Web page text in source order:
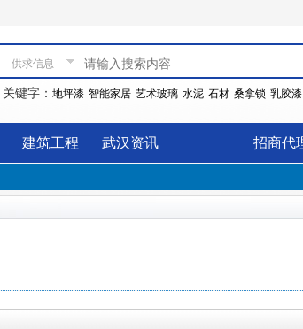
供求信息
关键字： 地坪漆 智能家居 艺术玻璃 水泥 石材 桑拿锁 乳胶漆
建筑工程 武汉资讯 招商代